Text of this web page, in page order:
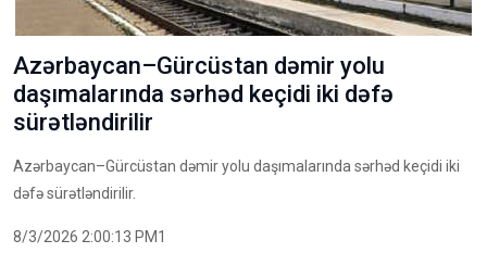
Azərbaycan–Gürcüstan dəmir yolu
daşımalarında sərhəd keçidi iki dəfə
sürətləndirilir
Azərbaycan–Gürcüstan dəmir yolu daşımalarında sərhəd keçidi iki
dəfə sürətləndirilir.
8/3/2026 2:00:13 PM1